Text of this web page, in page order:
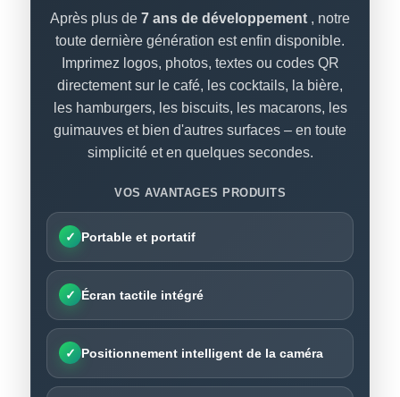
Après plus de 7 ans de développement , notre
toute dernière génération est enfin disponible.
Imprimez logos, photos, textes ou codes QR
directement sur le café, les cocktails, la bière,
les hamburgers, les biscuits, les macarons, les
guimauves et bien d'autres surfaces – en toute
simplicité et en quelques secondes.
VOS AVANTAGES PRODUITS
✓ Portable et portatif
✓ Écran tactile intégré
✓ Positionnement intelligent de la caméra